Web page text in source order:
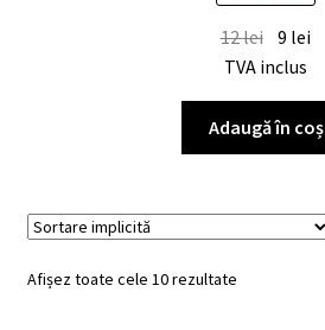
12lei 9 lei
TVA inclus
Adaugă în coș
Afișez toate cele 10 rezultate